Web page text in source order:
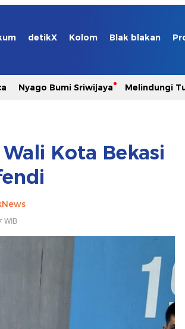
detikX Kolom Blak blakan
Nyago Bumi Sriwijaya Melindungi
Kota Bekasi
WIB